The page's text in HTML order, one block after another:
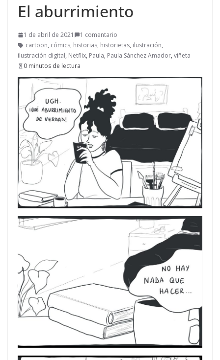
El aburrimiento
1 de abril de 2021
1 comentario
cartoon, cómics, historias, historietas, ilustración,
ilustración digital, Netflix, Paula, Paula Sánchez Amador, viñeta
0 minutos de lectura